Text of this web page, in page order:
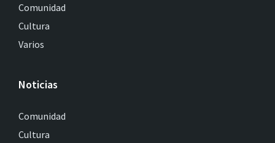
Comunidad
Cultura
Varios
Noticias
Comunidad
Cultura